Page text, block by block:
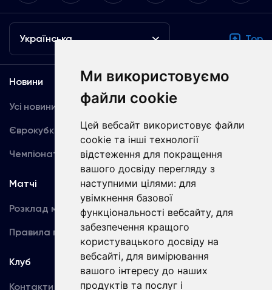
Ми використовуємо
файли cookie
Цей вебсайт використовує файли
cookie та інші технології
відстеження для покращення
вашого досвіду перегляду з
наступними цілями: для
увімкнення базової
функціональності вебсайту, для
забезпечення кращого
користувацького досвіду на
вебсайті, для вимірювання
вашого інтересу до наших
продуктів та послуг і
Українська Top
Новини
Усі новини
Єврокубки
Чемпіонат України
Медіа
Динамо TV
Фотогалерея
Акредитація
Матчі
Розклад матчів
Правила поведінки
Команда
Перша команда
U19
Клуб
Контакти